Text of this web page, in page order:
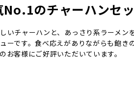
No.1のチャーハンセ
いチャーハンと、あっさり系ラーメン
ーです。食べ応えがありながらも飽き
お客様にご好評いただいています。